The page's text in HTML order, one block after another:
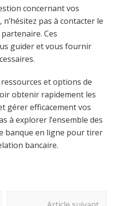
concernant vos
pas à contacter le
Ces
guider et vous fournir
et options de
obtenir rapidement les
gérer efficacement vos
à explorer l’ensemble des
banque en ligne pour tirer
bancaire.